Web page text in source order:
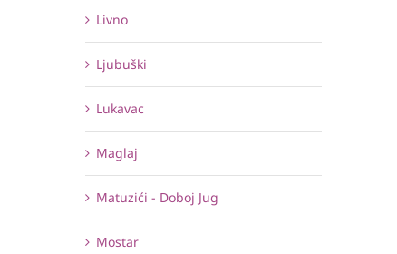
Livno
Ljubuški
Lukavac
Maglaj
Matuzići - Doboj Jug
Mostar